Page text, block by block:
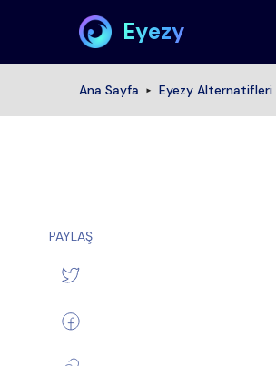
Eyezy
Ana Sayfa Eyezy Alternatifleri
PAYLAŞ